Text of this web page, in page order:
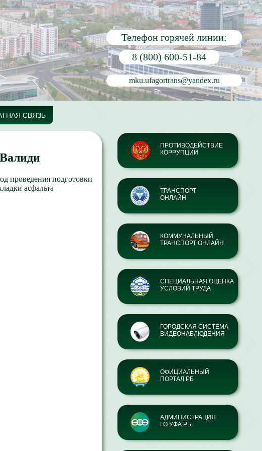
Телефон горячей линии:
8 (800) 600-51-84
mku.ufagortrans@yandex.ru
СВЯЗЬ
проведения подготовки
асфальта
ПРОТИВОДЕЙСТВИЕ
КОРРУПЦИИ
ТРАНСПОРТ
ОНЛАЙН
КОММУНАЛЬНЫЙ
ТРАНСПОРТ ОНЛАЙН
СПЕЦИАЛЬНАЯ ОЦЕНКА
УСЛОВИЙ ТРУДА
ГОРОДСКАЯ СИСТЕМА
ВИДЕОНАБЛЮДЕНИЯ
ОФИЦИАЛЬНЫЙ
ПОРТАЛ РБ
АДМИНИСТРАЦИЯ
ГО УФА РБ